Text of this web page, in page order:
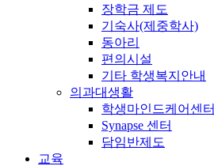
장학금 제도
기숙사(제중학사)
동아리
편의시설
기타 학생복지안내
의과대생활
학생마인드케어센터
Synapse 센터
담임반제도
교육